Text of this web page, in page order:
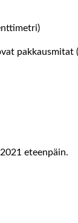
pakkausmitat
eteenpäin.